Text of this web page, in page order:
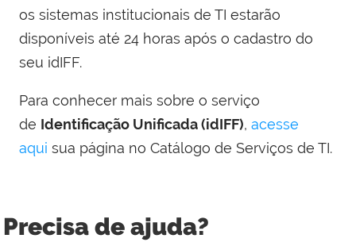
os sistemas institucionais de TI estarão
disponíveis até 24 horas após o cadastro do
seu idIFF.
Para conhecer mais sobre o serviço
de Identificação Unificada (idIFF), acesse
aqui sua página no Catálogo de Serviços de TI.
Precisa de ajuda?